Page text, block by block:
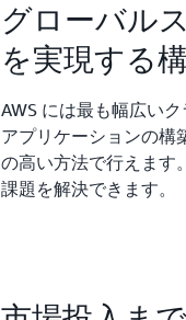
グローバル
を実現する
AWS には最も幅広い
アプリケーションの構
の高い方法で行えます
課題を解決できます。